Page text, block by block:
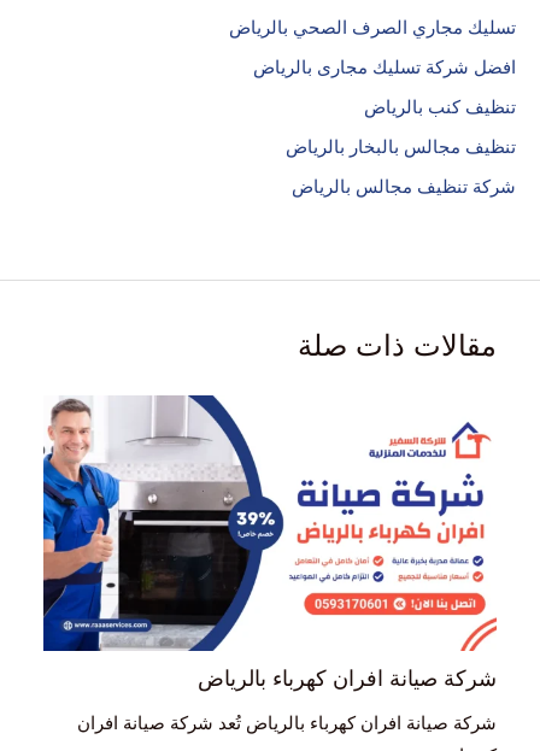
تسليك مجاري الصرف الصحي بالرياض
افضل شركة تسليك مجارى بالرياض
تنظيف كنب بالرياض
تنظيف مجالس بالبخار بالرياض
شركة تنظيف مجالس بالرياض
مقالات ذات صلة
شركة صيانة افران كهرباء بالرياض
شركة صيانة افران كهرباء بالرياض تُعد شركة صيانة افران